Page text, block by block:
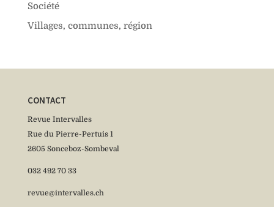
Société
Villages, communes, région
CONTACT
Revue Intervalles
Rue du Pierre-Pertuis 1
2605 Sonceboz-Sombeval
032 492 70 33
revue@intervalles.ch